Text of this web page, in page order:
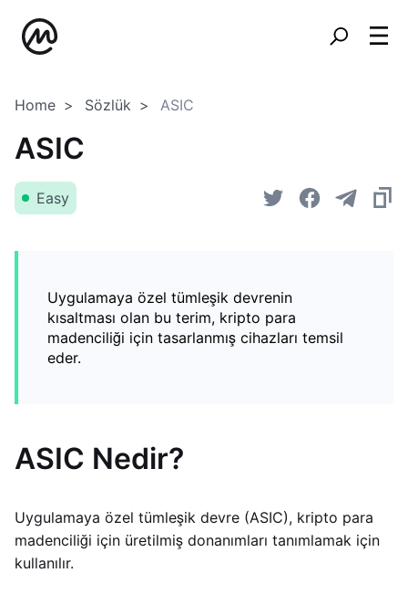
Home Sözlük ASIC
ASIC
Easy
Uygulamaya özel tümleşik devrenin
kısaltması olan bu terim, kripto para
madenciliği için tasarlanmış cihazları temsil
eder.
ASIC Nedir?
Uygulamaya özel tümleşik devre (ASIC), kripto para
madenciliği için üretilmiş donanımları tanımlamak için
kullanılır.